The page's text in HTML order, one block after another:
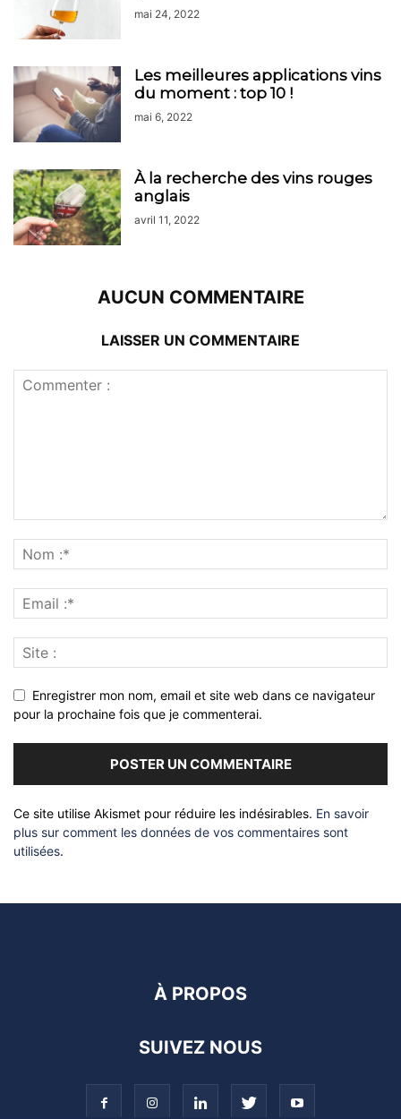
mai 24, 2022
Les meilleures applications vins
du moment : top 10 !
mai 6, 2022
À la recherche des vins rouges
anglais
avril 11, 2022
AUCUN COMMENTAIRE
LAISSER UN COMMENTAIRE
Enregistrer mon nom, email et site web dans ce navigateur
pour la prochaine fois que je commenterai.
Ce site utilise Akismet pour réduire les indésirables. En savoir
plus sur comment les données de vos commentaires sont
utilisées.
À PROPOS
SUIVEZ NOUS